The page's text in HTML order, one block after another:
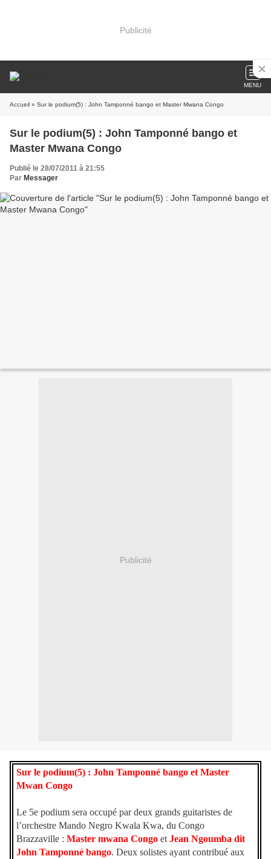
Publicité
MENU
Accueil » Sur le podium(5) : John Tamponné bango et Master Mwana Congo
Sur le podium(5) : John Tamponné bango et
Master Mwana Congo
Publié le 28/07/2011 à 21:55
Par Messager
Publicité
Sur le podium(5) : John Tamponné bango et Master
Mwan Congo
Le 5e podium sera occupé par deux grands guitaristes de
l’orchestre Mando Negro Kwala Kwa, du Congo
Brazzaville :Master mwana Congo etJean Ngoumba dit
John Tamponné bango. Deux solistes ayant contribué aux